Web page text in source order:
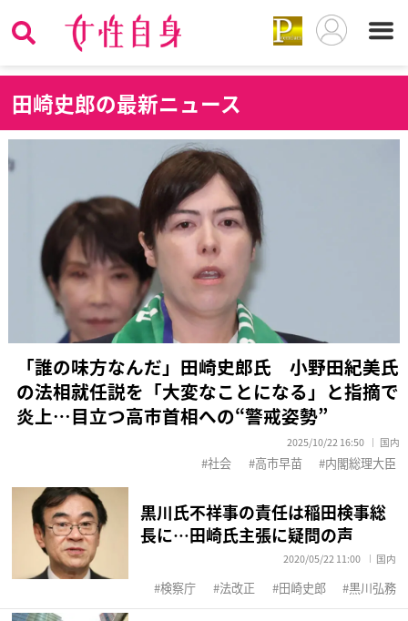
田崎史郎の最新ニュース
「誰の味方なんだ」田崎史郎氏 小野田紀美氏
の法相就任説を「大変なことになる」と指摘で
炎上…目立つ高市首相への“警戒姿勢”
2025/10/22 16:50 国内
社会 高市早苗 内閣総理大臣
黒川氏不祥事の責任は稲田検事総
長に…田崎氏主張に疑問の声
2020/05/22 11:00 国内
検察庁 法改正 田崎史郎 黒川弘務